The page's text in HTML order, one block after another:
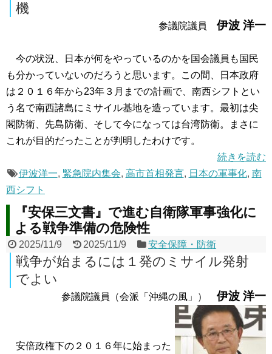
機
参議院議員 伊波 洋一
今の状況、日本が何をやっているのかを国会議員も国民
も分かっていないのだろうと思います。この間、日本政府
は２０１６年から23年３月までの計画で、南西シフトとい
う名で南西諸島にミサイル基地を造っています。最初は尖
閣防衛、先島防衛、そして今になっては台湾防衛。まさに
これが目的だったことが判明したわけです。
続きを読む
伊波洋一, 緊急院内集会, 高市首相発言, 日本の軍事化, 南
西シフト
『安保三文書』で進む自衛隊軍事強化に
よる戦争準備の危険性
2025/11/9 2025/11/9 安全保障・防衛
戦争が始まるには１発のミサイル発射
でよい
参議院議員（会派「沖縄の風」） 伊波 洋一
安倍政権下の２０１６年に始まった